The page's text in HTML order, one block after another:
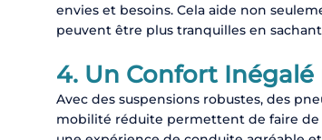
envies et besoins. Cela aide non
peuvent être plus tranquilles en
4. Un Confort
Avec des suspensions robustes, des
mobilité réduite permettent de faire de